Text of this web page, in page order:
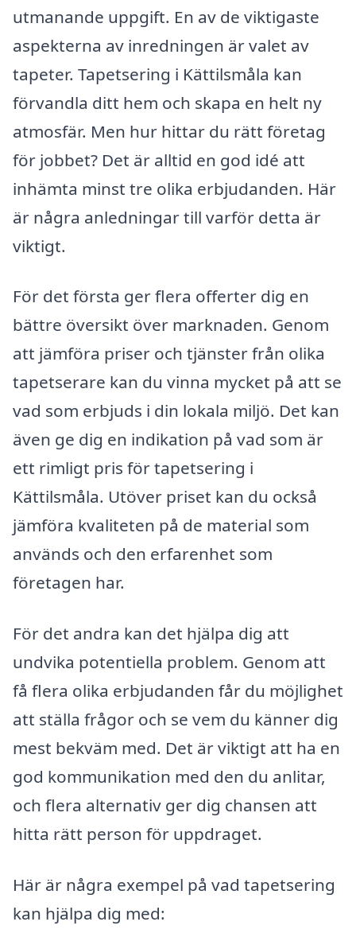
utmanande uppgift. En av de viktigaste
aspekterna av inredningen är valet av
tapeter. Tapetsering i Kättilsmåla kan
förvandla ditt hem och skapa en helt ny
atmosfär. Men hur hittar du rätt företag
för jobbet? Det är alltid en god idé att
inhämta minst tre olika erbjudanden. Här
är några anledningar till varför detta är
viktigt.
För det första ger flera offerter dig en
bättre översikt över marknaden. Genom
att jämföra priser och tjänster från olika
tapetserare kan du vinna mycket på att se
vad som erbjuds i din lokala miljö. Det kan
även ge dig en indikation på vad som är
ett rimligt pris för tapetsering i
Kättilsmåla. Utöver priset kan du också
jämföra kvaliteten på de material som
används och den erfarenhet som
företagen har.
För det andra kan det hjälpa dig att
undvika potentiella problem. Genom att
få flera olika erbjudanden får du möjlighet
att ställa frågor och se vem du känner dig
mest bekväm med. Det är viktigt att ha en
god kommunikation med den du anlitar,
och flera alternativ ger dig chansen att
hitta rätt person för uppdraget.
Här är några exempel på vad tapetsering
kan hjälpa dig med: